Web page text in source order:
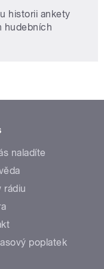
historii ankety
hudebních
naladíte
rádiu
poplatek